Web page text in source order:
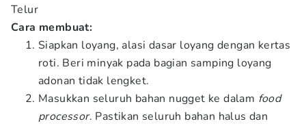
Telur
Cara membuat:
Siapkan loyang, alasi dasar loyang dengan kertas
roti. Beri minyak pada bagian samping loyang
adonan tidak lengket.
Masukkan seluruh bahan nugget ke dalam food
processor. Pastikan seluruh bahan halus dan